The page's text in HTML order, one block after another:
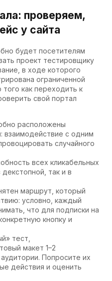
проверяем,
у сайта
будет посетителям
проект тестировщику
в ходе которого
ограниченной
как переходить к
свой портал
расположены
взаимодействие с одним
случайного
всех кликабельных
так и в
маршрут, который
условно, каждый
что для подписки на
кнопку и
тест,
макет 1–2
Попросите их
действия и оценить